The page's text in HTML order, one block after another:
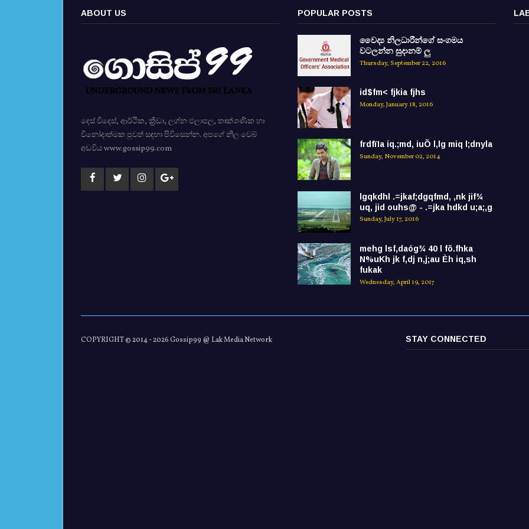
ABOUT US
දෙස් විදෙස්, ආර්ථික, ක්‍රීඩා, ලග්න ඵලාපල, තාක්ශණික හා
විනෝදාත්මක පුවත් සඳහා පිවිසෙන්න. අපගේ නිල වෙබ්
අඩවිය www.gossip99.com
POPULAR POSTS
වෛද්‍ය නිලධාරීන්ගේ සංගමය
වටලන්න සුදානම් ලු
Thursday, September 22, 2016
id$fm< fjkia fjhs
Monday, January 18, 2016
frdfïIa iq.;md, iuÕ l,lg miq l;dnyla
Sunday, November 02, 2014
lgqkdhl .=jkaf;dgqfmd, ,nk jif¾
uq, jid ouhs@ - .=jka hdkd u;a;,g
Sunday, July 17, 2016
mehg lsf,daóg¾ 40 l fõ.fhka
N%uKh jk f,dj n,j;au Èh iq,sh
fukak
Wednesday, April 19, 2017
COPYRIGHT © 2014 -2026 Gossip99 @ Lak Media Network STAY CONNECTED